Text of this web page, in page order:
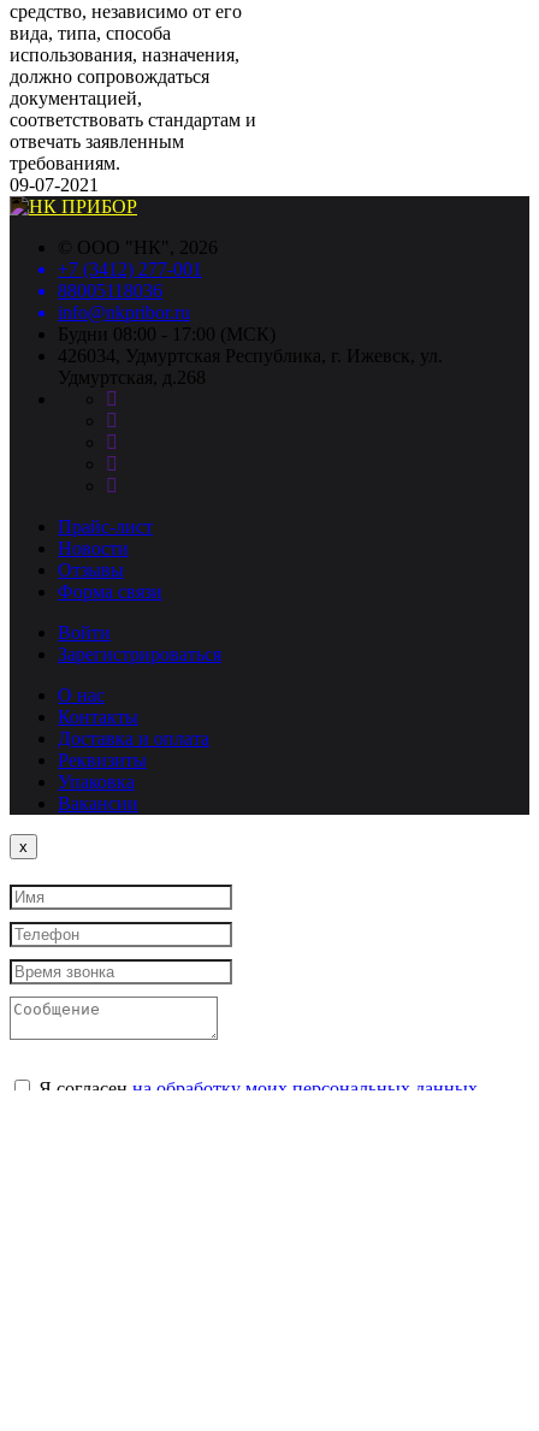
средство, независимо от его
вида, типа, способа
использования, назначения,
должно сопровождаться
документацией,
соответствовать стандартам и
отвечать заявленным
требованиям.
09-07-2021
© ООО "НК", 2026
+7 (3412) 277-001
88005118036
info@nkpribor.ru
Будни 08:00 - 17:00 (МСК)
426034, Удмуртская Республика, г. Ижевск, ул.
Удмуртская, д.268
Прайс-лист
Новости
Отзывы
Форма связи
Войти
Зарегистрироваться
О нас
Контакты
Доставка и оплата
Реквизиты
Упаковка
Вакансии
x
Я согласен на обработку моих персональных данных